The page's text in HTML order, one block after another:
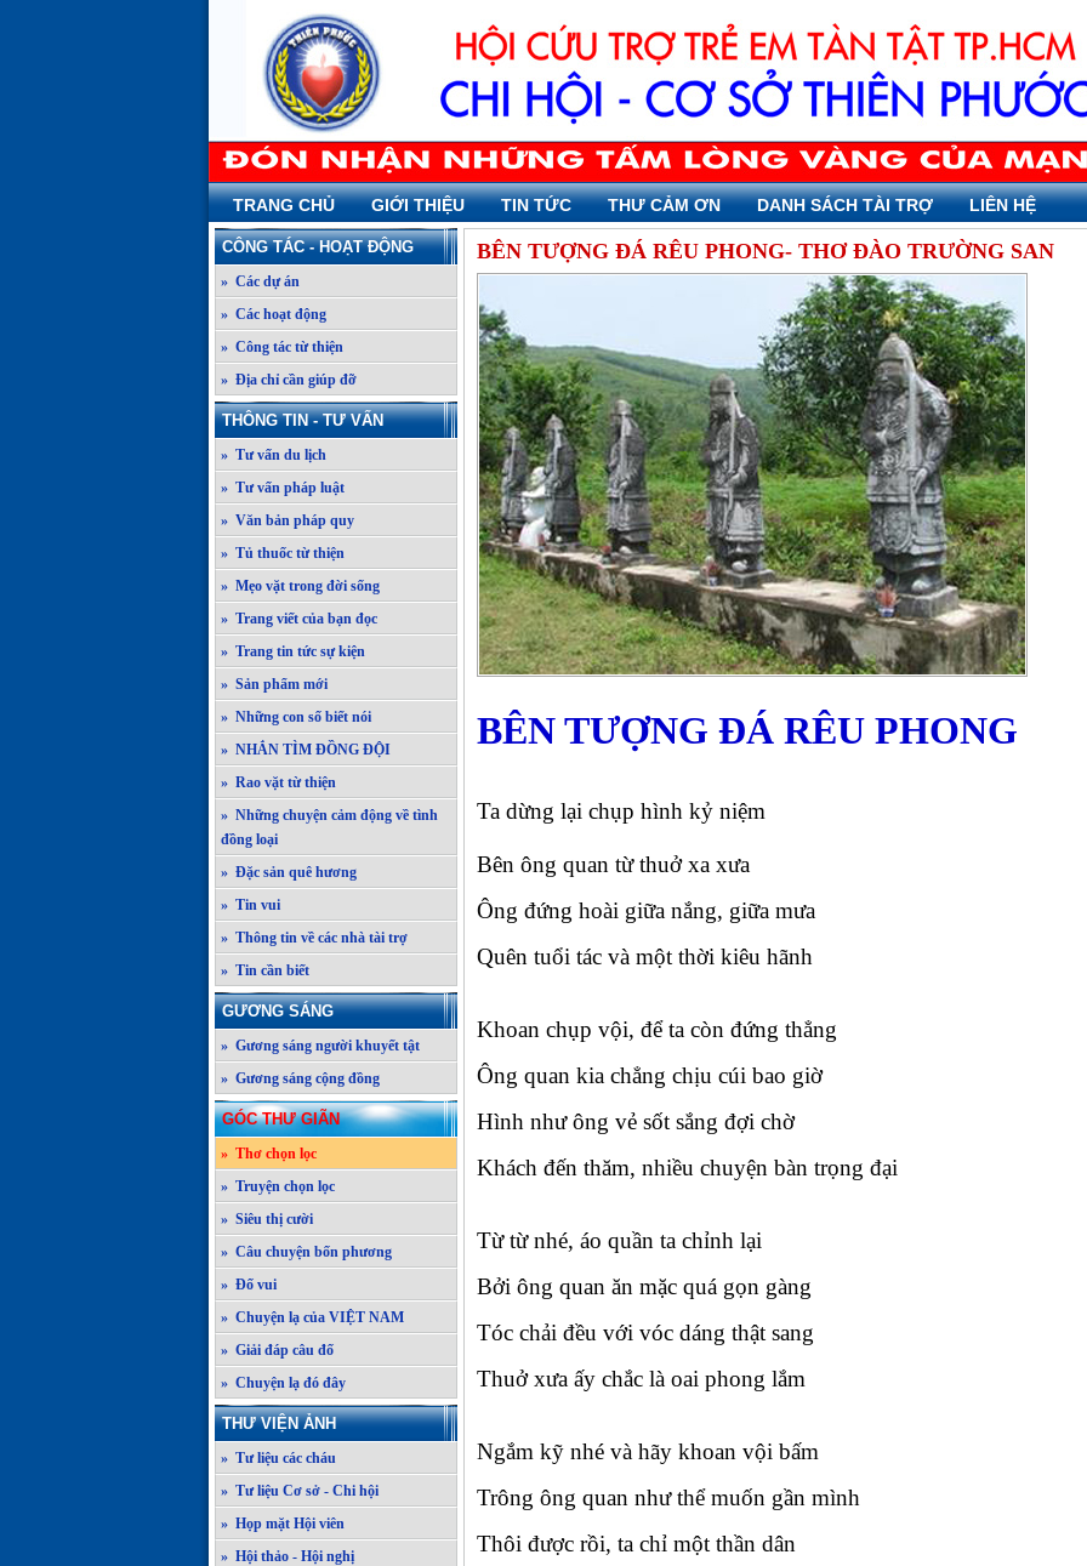
TRANG CHỦ GIỚI THIỆU TIN TỨC THƯ CẢM ƠN DANH SÁCH TÀI TRỢ LIÊN HỆ
CÔNG TÁC - HOẠT ĐỘNG
» Các dự án
» Các hoạt động
» Công tác từ thiện
» Địa chỉ cần giúp đỡ
THÔNG TIN - TƯ VẤN
» Tư vấn du lịch
» Tư vấn pháp luật
» Văn bản pháp quy
» Tủ thuốc từ thiện
» Mẹo vặt trong đời sống
» Trang viết của bạn đọc
» Trang tin tức sự kiện
» Sản phẩm mới
» Những con số biết nói
» NHẮN TÌM ĐỒNG ĐỘI
» Rao vặt từ thiện
» Những chuyện cảm động về tình
đồng loại
» Đặc sản quê hương
» Tin vui
» Thông tin về các nhà tài trợ
» Tin cần biết
GƯƠNG SÁNG
» Gương sáng người khuyết tật
» Gương sáng cộng đồng
GÓC THƯ GIÃN
» Thơ chọn lọc
» Truyện chọn lọc
» Siêu thị cười
» Câu chuyện bốn phương
» Đố vui
» Chuyện lạ của VIỆT NAM
» Giải đáp câu đố
» Chuyện lạ đó đây
THƯ VIỆN ẢNH
» Tư liệu các cháu
» Tư liệu Cơ sở - Chi hội
» Họp mặt Hội viên
» Hội thảo - Hội nghị
BÊN TƯỢNG ĐÁ RÊU PHONG- THƠ ĐÀO TRƯỜNG SAN
BÊN TƯỢNG ĐÁ RÊU PHONG
Ta dừng lại chụp hình kỷ niệm
Bên ông quan từ thuở xa xưa
Ông đứng hoài giữa nắng, giữa mưa
Quên tuổi tác và một thời kiêu hãnh
Khoan chụp vội, để ta còn đứng thẳng
Ông quan kia chẳng chịu cúi bao giờ
Hình như ông vẻ sốt sắng đợi chờ
Khách đến thăm, nhiều chuyện bàn trọng đại
Từ từ nhé, áo quần ta chỉnh lại
Bởi ông quan ăn mặc quá gọn gàng
Tóc chải đều với vóc dáng thật sang
Thuở xưa ấy chắc là oai phong lắm
Ngắm kỹ nhé và hãy khoan vội bấm
Trông ông quan như thể muốn gần mình
Thôi được rồi, ta chỉ một thần dân